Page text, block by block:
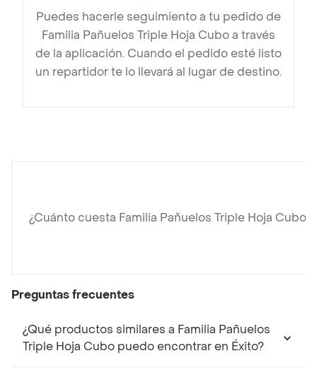
Puedes hacerle seguimiento a tu pedido de
Familia Pañuelos Triple Hoja Cubo a través
de la aplicación. Cuando el pedido esté listo
un repartidor te lo llevará al lugar de destino.
¿Cuánto cuesta Familia Pañuelos Triple Hoja Cubo ?
Preguntas frecuentes
¿Qué productos similares a Familia Pañuelos
Triple Hoja Cubo puedo encontrar en Éxito?